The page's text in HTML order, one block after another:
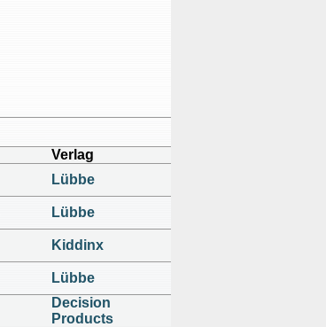
Verlag
Lübbe
Lübbe
Kiddinx
Lübbe
Decision
Products